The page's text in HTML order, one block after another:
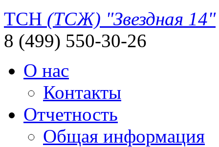
ТСН (ТСЖ) "Звездная 14"
8 (499) 550-30-26
О нас
Контакты
Отчетность
Общая информация